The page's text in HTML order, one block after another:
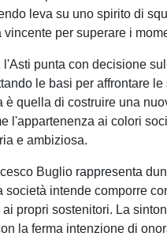
leva su uno spirito di
vincente per superare i
punta con decisione
le basi per affrontare le
è quella di costruire una
l'appartenenza ai colori
e ambiziosa.
Buglio rappresenta
società intende comporre
propri sostenitori. La
la ferma intenzione di